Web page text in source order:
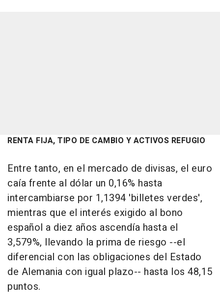
RENTA FIJA, TIPO DE CAMBIO Y ACTIVOS REFUGIO
Entre tanto, en el mercado de divisas, el euro
caía frente al dólar un 0,16% hasta
intercambiarse por 1,1394 'billetes verdes',
mientras que el interés exigido al bono
español a diez años ascendía hasta el
3,579%, llevando la prima de riesgo --el
diferencial con las obligaciones del Estado
de Alemania con igual plazo-- hasta los 48,15
puntos.